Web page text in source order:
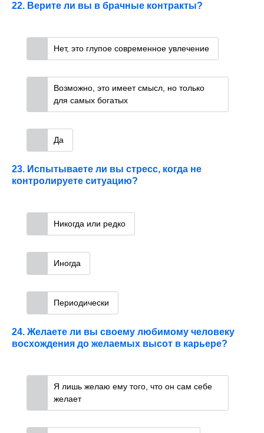
22. Верите ли вы в брачные контракты?
Нет, это глупое современное увлечение
Возможно, это имеет смысл, но только
для самых богатых
Да
23. Испытываете ли вы стресс, когда не
контролируете ситуацию?
Никогда или редко
Иногда
Периодически
24. Желаете ли вы своему любимому человеку
восхождения до желаемых высот в карьере?
Я лишь желаю ему того, что он сам себе
желает